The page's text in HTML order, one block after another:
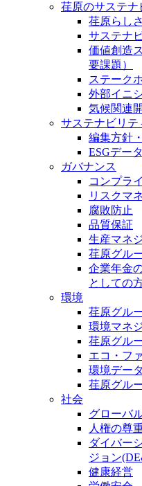
荏原のサステナ
荏原らしさ
サステナ
価値創造
要課題）
ステーク
外部イニ
気候関連
サステナビリテ
編集方針
ESGデー
ガバナンス
コンプラ
リスクマ
腐敗防止
品質保証
生産マネ
荏原グル
企業年金
としての
環境
荏原グル
環境マネ
荏原グル
エコ・フ
環境データ
荏原グル
社会
グローバ
人権の尊
ダイバー
ジョン
健康経営